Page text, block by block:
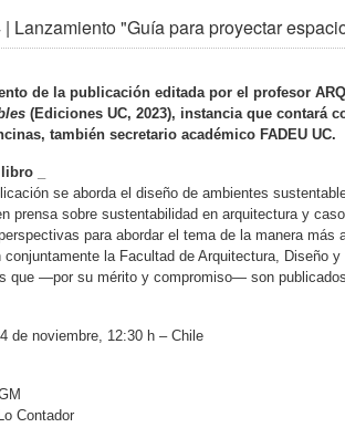
| Lanzamiento "Guía para proyectar
de la publicación editada por el profesor
(Ediciones UC, 2023), instancia que contará
también secretario académico FADEU UC.
_
se aborda el diseño de ambientes
prensa sobre sustentabilidad en arquitectura y
para abordar el tema de la manera
conjuntamente la Facultad de Arquitectura, Diseño
que —por su mérito y compromiso— son
de noviembre, 12:30 h – Chile
Contador